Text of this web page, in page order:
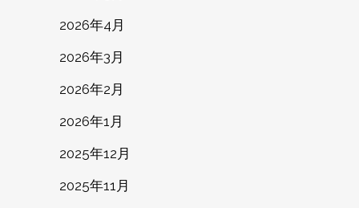
2026年4月
2026年3月
2026年2月
2026年1月
2025年12月
2025年11月